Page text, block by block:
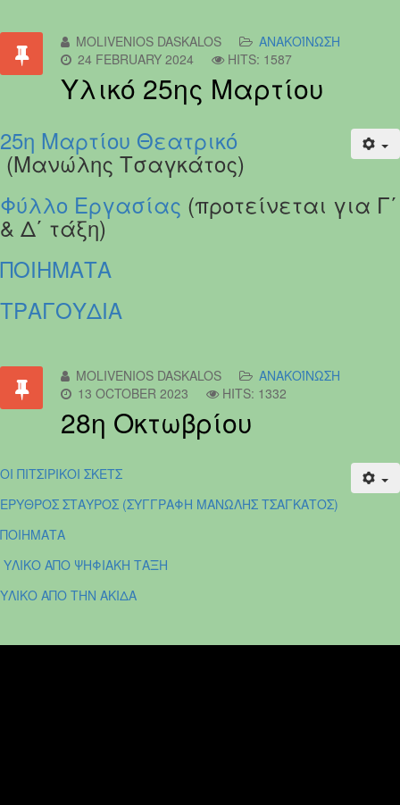
MOLIVENIOS DASKALOS
ΑΝΑΚΟΊΝΩΣΗ
24 FEBRUARY 2024
HITS: 1587
Υλικό 25ης Μαρτίου
25η Μαρτίου Θεατρικό
(Μανώλης Τσαγκάτος)
Φύλλο Εργασίας (προτείνεται για Γ΄
& Δ΄ τάξη)
ΠΟΙΗΜΑΤΑ
ΤΡΑΓΟΥΔΙΑ
MOLIVENIOS DASKALOS
ΑΝΑΚΟΊΝΩΣΗ
13 OCTOBER 2023
HITS: 1332
28η Οκτωβρίου
ΟΙ ΠΙΤΣΙΡΙΚΟΙ ΣΚΕΤΣ
ΕΡΥΘΡΟΣ ΣΤΑΥΡΟΣ (ΣΥΓΓΡΑΦΗ ΜΑΝΩΛΗΣ ΤΣΑΓΚΑΤΟΣ)
ΠΟΙΗΜΑΤΑ
ΥΛΙΚΟ ΑΠΟ ΨΗΦΙΑΚΗ ΤΑΞΗ
ΥΛΙΚΟ ΑΠΟ ΤΗΝ ΑΚΙΔΑ